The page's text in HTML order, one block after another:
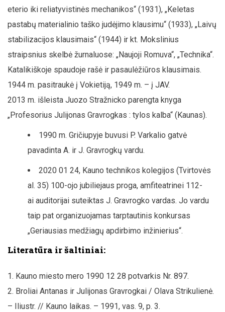
eterio iki reliatyvistinės mechanikos“ (1931), „Keletas
pastabų materialinio taško judėjimo klausimu“ (1933), „Laivų
stabilizacijos klausimais“ (1944) ir kt. Mokslinius
straipsnius skelbė žurnaluose: „Naujoji Romuva“, „Technika“.
Katalikiškoje spaudoje rašė ir pasaulėžiūros klausimais.
1944 m. pasitraukė į Vokietiją, 1949 m. – į JAV.
2013 m. išleista Juozo Stražnicko parengta knyga
„Profesorius Julijonas Gravrogkas : tylos kalba“ (Kaunas).
1990 m. Gričiupyje buvusi P. Varkalio gatvė
pavadinta A. ir J. Gravrogkų vardu.
2020 01 24, Kauno technikos kolegijos (Tvirtovės
al. 35) 100-ojo jubiliejaus proga, amfiteatrinei 112-
ai auditorijai suteiktas J. Gravrogko vardas. Jo vardu
taip pat organizuojamas tarptautinis konkursas
„Geriausias medžiagų apdirbimo inžinierius“.
Literatūra ir šaltiniai:
Kauno miesto mero 1990 12 28 potvarkis Nr. 897.
Broliai Antanas ir Julijonas Gravrogkai / Olava Strikulienė.
– Iliustr. // Kauno laikas. – 1991, vas. 9, p. 3.